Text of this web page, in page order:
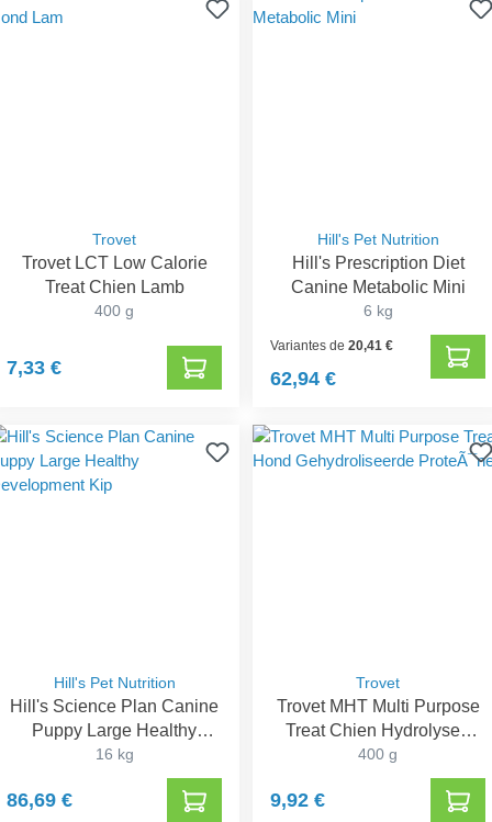
Trovet
Trovet LCT Low Calorie
Treat Chien Lamb
400 g
7,33 €
Hill's Pet Nutrition
Hill's Prescription Diet
Canine Metabolic Mini
6 kg
Variantes de20,41 €
62,94 €
Hill's Pet Nutrition
Hill's Science Plan Canine
Puppy Large Healthy
Development Poulet
16 kg
86,69 €
Trovet
Trovet MHT Multi Purpose
Treat Chien Hydrolysed
Protein
400 g
9,92 €